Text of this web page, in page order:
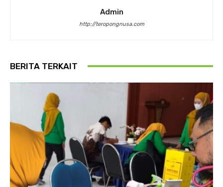
Admin
http://teropongnusa.com
BERITA TERKAIT